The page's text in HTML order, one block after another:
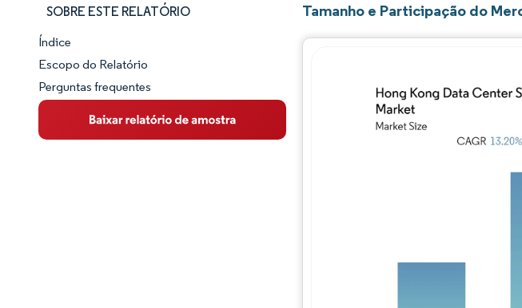
SOBRE ESTE RELATÓRIO
Panorama do Mercado
Visão Geral do Mercado
Principais Tendências de Mercado
Índice
Escopo do Relatório
Perguntas frequentes
Tamanho e Participação do